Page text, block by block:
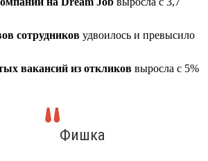
сотрудников удвоилось и превысило
вакансий из откликов выросла с 5%
Фишка